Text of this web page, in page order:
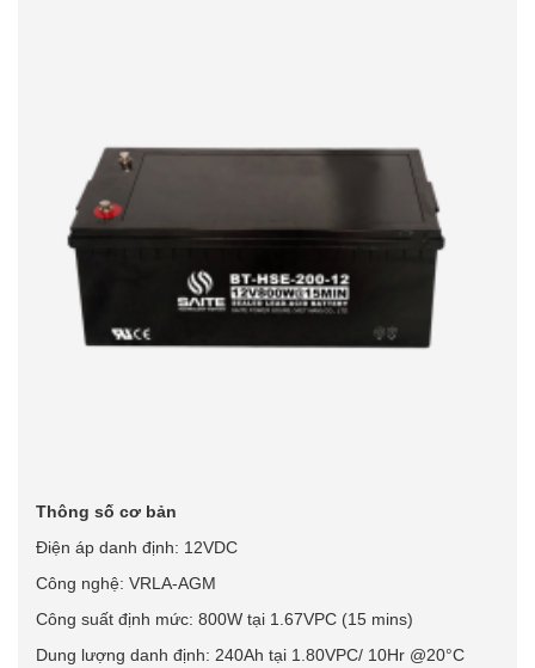
Thông số cơ bản
Điện áp danh định: 12VDC
Công nghệ: VRLA-AGM
Công suất định mức: 800W tại 1.67VPC (15 mins)
Dung lượng danh định: 240Ah tại 1.80VPC/ 10Hr @20°C